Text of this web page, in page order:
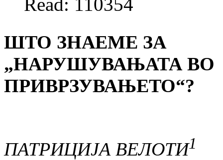
Read: 110354
ШТО ЗНАЕМЕ ЗА
„НАРУШУВАЊАТА ВО
ПРИВРЗУВАЊЕТО“?
ПАТРИЦИЈА ВЕЛОТИ1